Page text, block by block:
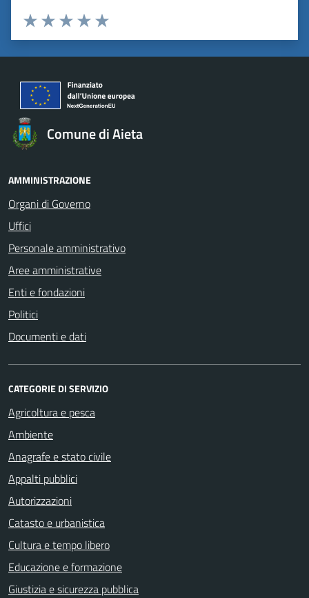
Valuta 5 stelle su 5
Valuta 4 stelle su 5
Valuta 3 stelle su 5
Valuta 2 stelle su 5
Valuta 1 stelle su 5
Comune di Aieta
AMMINISTRAZIONE
Organi di Governo
Uffici
Personale amministrativo
Aree amministrative
Enti e fondazioni
Politici
Documenti e dati
CATEGORIE DI SERVIZIO
Agricoltura e pesca
Ambiente
Anagrafe e stato civile
Appalti pubblici
Autorizzazioni
Catasto e urbanistica
Cultura e tempo libero
Educazione e formazione
Giustizia e sicurezza pubblica